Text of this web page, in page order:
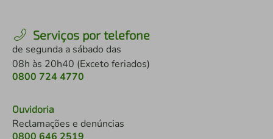
Serviços por telefone
de segunda a sábado das
08h às 20h40 (Exceto feriados)
0800 724 4770
Ouvidoria
Reclamações e denúncias